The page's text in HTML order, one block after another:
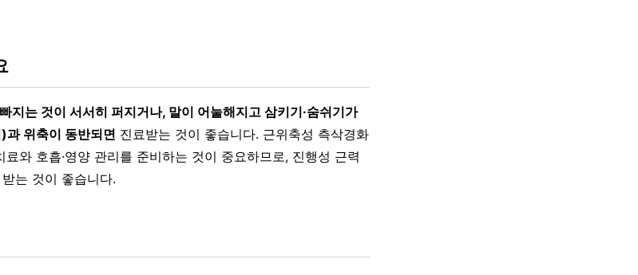
지는 것이 서서히 퍼지거나, 말이 어눌해지고 삼키기·숨쉬기가
과 위축이 동반되면 진료받는 것이 좋습니다. 근위축성 측삭경화
와 호흡·영양 관리를 준비하는 것이 중요하므로, 진행성 근력
는 것이 좋습니다.